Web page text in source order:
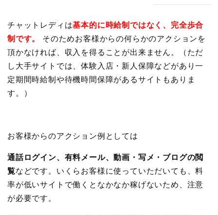
チャットレディは基本的に時給制ではなく、完全歩合
制です。
そのためお客様からの何らかのアクションを
頂かなければ、収入を得ることが出来ません。（ただ
し大手サイトでは、体験入店・新人保障などがあり一
定期間時給制や待機時間保障があるサイトもありま
す。）
お客様からのアクション例としては
通話ログイン、有料メール、動画・写メ・ブログの閲
覧などです。いくらお客様に使っていただいても、料
率が低いサイトで働くとなかなか稼げないため、注意
が必要です。